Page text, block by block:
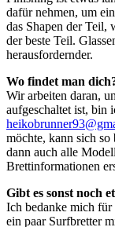
dafür nehmen, um
das Shapen der Teil,
der beste Teil.
herausfordernder.
Wo findet man
Wir arbeiten daran,
aufgeschaltet ist, bin
möchte, kann sich
dann auch alle
Brettinformationen
Gibt es sonst noch
Ich bedanke mich
ein paar Surfbretter